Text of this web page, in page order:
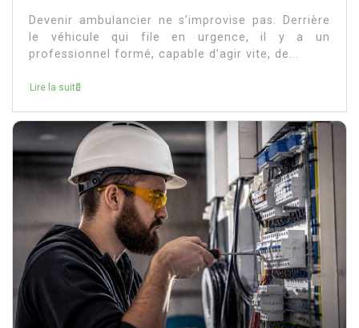
Devenir ambulancier ne s’improvise pas. Derrière
le véhicule qui file en urgence, il y a un
professionnel formé, capable d’agir vite, de...
Lire la suite